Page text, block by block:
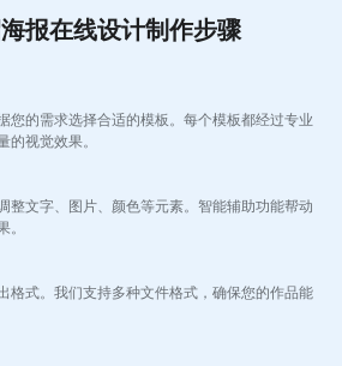
报在线设计制作步骤
您的需求选择合适的模板。每个模板都经过专业
的视觉效果。
整文字、图片、颜色等元素。智能辅助功能帮动
格式。我们支持多种文件格式，确保您的作品能